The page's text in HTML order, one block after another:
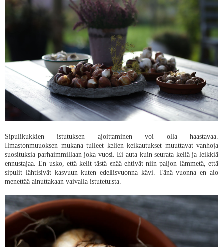
Sipulikukkien istutuksen ajoittaminen voi olla haastavaa.
Ilmastonmuuoksen mukana tulleet kelien keikautukset muuttavat vanhoja
suosituksia parhaimmillaan joka vuosi. Ei auta kuin seurata keliä ja leikkiä
ennustajaa. En usko, että kelit tästä enää ehtivät niin paljon lämmetä, että
sipulit lähtisivät kasvuun kuten edellisvuonna kävi. Tänä vuonna en aio
menettää ainuttakaan vaivalla istutetuista.